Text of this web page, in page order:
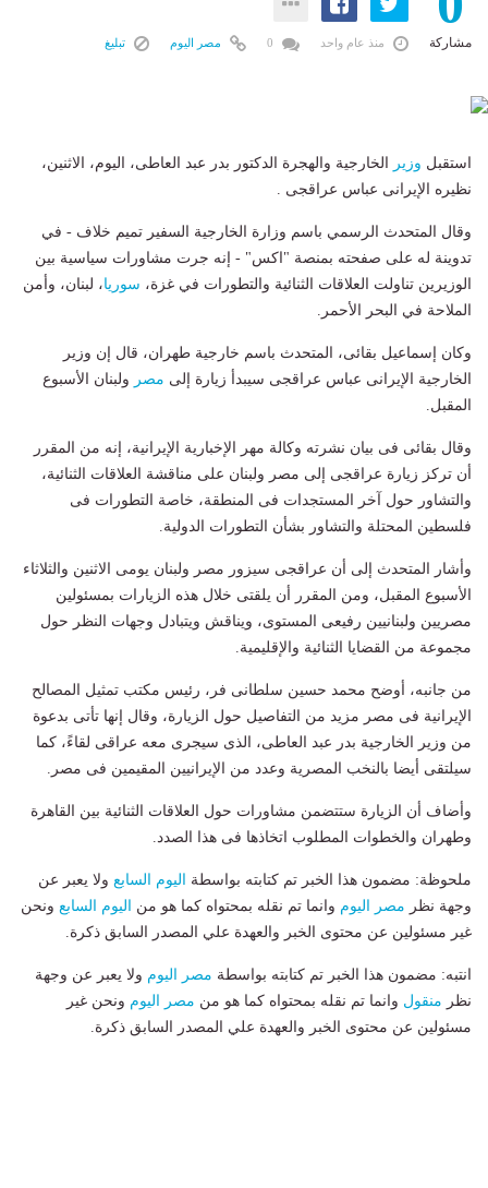
مشاركة منذ عام واحد مصر اليوم تبليغ
استقبل وزير الخارجية والهجرة الدكتور بدر عبد العاطى، اليوم، الاثنين،
نظيره الإيرانى عباس عراقجى .
وقال المتحدث الرسمي باسم وزارة الخارجية السفير تميم خلاف - في
تدوينة له على صفحته بمنصة "اكس" - إنه جرت مشاورات سياسية بين
الوزيرين تناولت العلاقات الثنائية والتطورات في غزة، سوريا، لبنان، وأمن
الملاحة في البحر الأحمر.
وكان إسماعيل بقائى، المتحدث باسم خارجية طهران، قال إن وزير
الخارجية الإيرانى عباس عراقجى سيبدأ زيارة إلى مصر ولبنان الأسبوع
المقبل.
وقال بقائى فى بيان نشرته وكالة مهر الإخبارية الإيرانية، إنه من المقرر
أن تركز زيارة عراقجى إلى مصر ولبنان على مناقشة العلاقات الثنائية،
والتشاور حول آخر المستجدات فى المنطقة، خاصة التطورات فى
فلسطين المحتلة والتشاور بشأن التطورات الدولية.
وأشار المتحدث إلى أن عراقجى سيزور مصر ولبنان يومى الاثنين والثلاثاء
الأسبوع المقبل، ومن المقرر أن يلقتى خلال هذه الزيارات بمسئولين
مصريين ولبنانيين رفيعى المستوى، ويناقش ويتبادل وجهات النظر حول
مجموعة من القضايا الثنائية والإقليمية.
من جانبه، أوضح محمد حسين سلطانى فر، رئيس مكتب تمثيل المصالح
الإيرانية فى مصر مزيد من التفاصيل حول الزيارة، وقال إنها تأتى بدعوة
من وزير الخارجية بدر عبد العاطى، الذى سيجرى معه عراقى لقاءً، كما
سيلتقى أيضا بالنخب المصرية وعدد من الإيرانيين المقيمين فى مصر.
وأضاف أن الزيارة ستتضمن مشاورات حول العلاقات الثنائية بين القاهرة
وطهران والخطوات المطلوب اتخاذها فى هذا الصدد.
ملحوظة: مضمون هذا الخبر تم كتابته بواسطة اليوم السابع ولا يعبر عن
وجهة نظر مصر اليوم وانما تم نقله بمحتواه كما هو من اليوم السابع ونحن
غير مسئولين عن محتوى الخبر والعهدة علي المصدر السابق ذكرة.
انتبه: مضمون هذا الخبر تم كتابته بواسطة مصر اليوم ولا يعبر عن وجهة
نظر منقول وانما تم نقله بمحتواه كما هو من مصر اليوم ونحن غير
مسئولين عن محتوى الخبر والعهدة علي المصدر السابق ذكرة.